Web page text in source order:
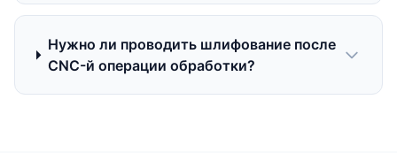
Нужно ли проводить шлифование после
CNC-й операции обработки?